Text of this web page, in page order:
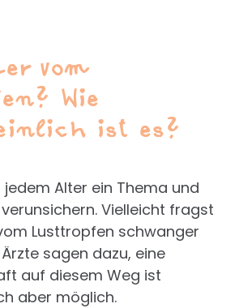
vom
Wie
ist es?
Alter ein Thema und
Vielleicht fragst
Lusttropfen schwanger
sagen dazu, eine
auf diesem Weg ist
aber möglich.